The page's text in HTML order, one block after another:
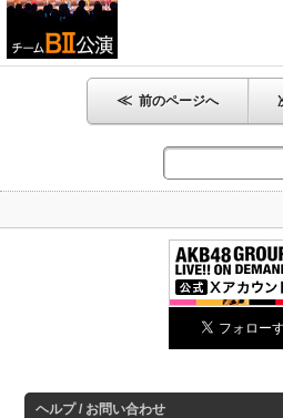
≪ 前のページへ
ヘルプ / お問い合わせ